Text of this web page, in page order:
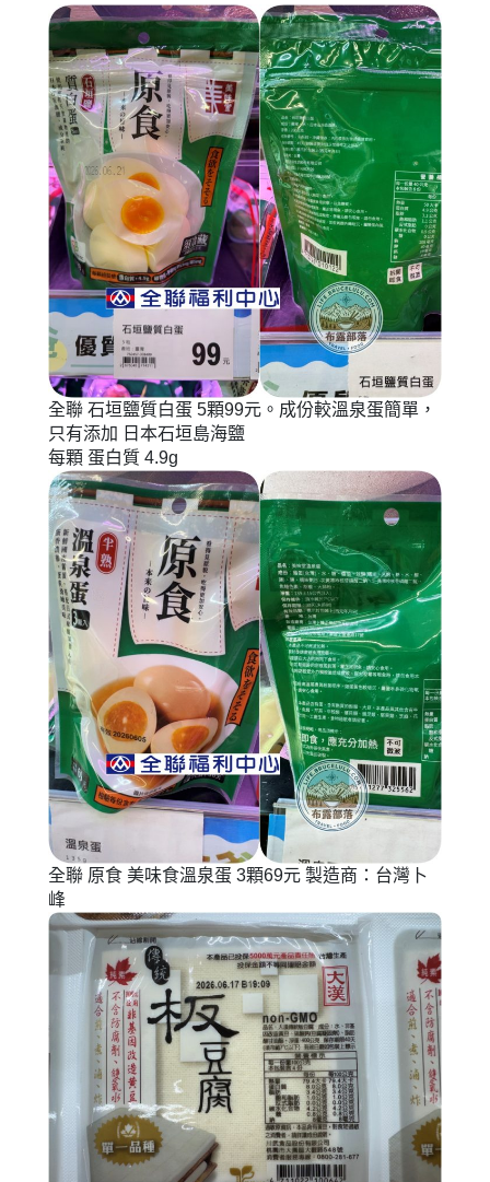
全聯 石垣鹽質白蛋 5顆99元。成份較溫泉蛋簡單，
只有添加 日本石垣島海鹽
每顆 蛋白質 4.9g
全聯 原食 美味食溫泉蛋 3顆69元 製造商：台灣卜
峰